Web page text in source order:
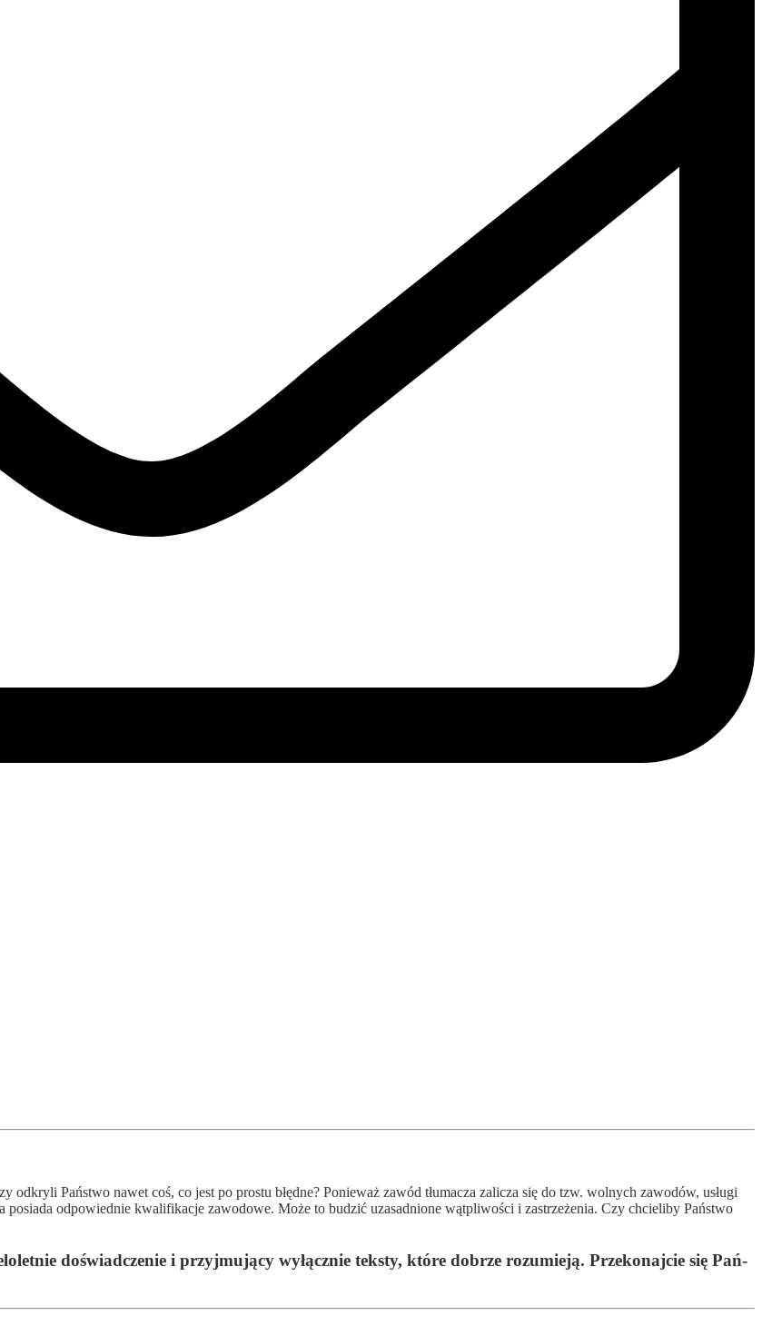
Pań­stwo na­wet coś, co jest po pros­tu błęd­ne? Po­nie­waż za­wód tłu­ma­cza za­li­cza się do tzw. wol­nych za­wo­dów, usłu­gi
po­sia­da odpowiednie kwa­li­fi­kacje za­wo­do­we. Mo­że to bu­dzić u­za­sad­nio­ne wąt­pli­woś­ci i zas­trze­że­nia. Czy chcieli­by Pań­stwo
doś­wiad­cze­nie i przyj­mu­ją­cy wy­łącz­nie teks­ty, któ­re dob­rze ro­zu­mie­ją. Prze­ko­naj­cie się Pań­